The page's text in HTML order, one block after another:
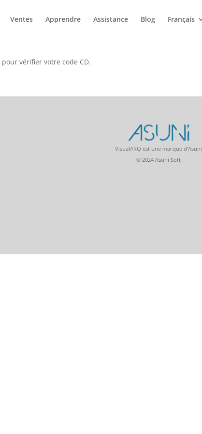
Ventes Apprendre Assistance Blog Français
pour vérifier votre code CD.
VisualARQ est une marque d’Asuni
© 2024 Asuni Soft